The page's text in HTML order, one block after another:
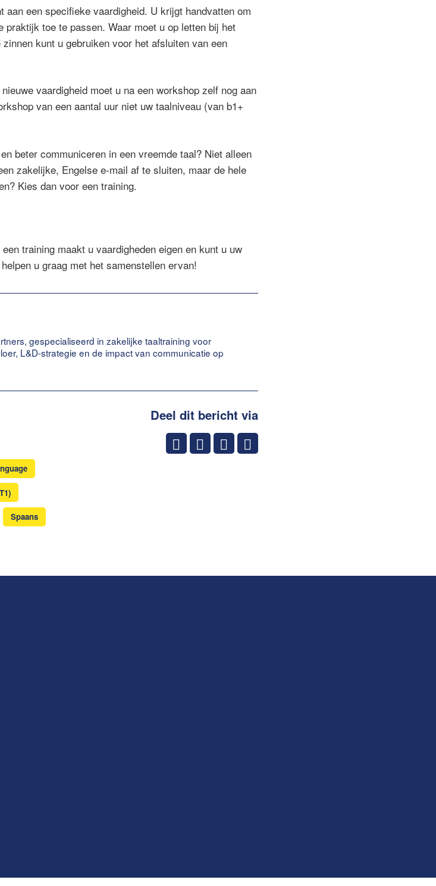
aan een specifieke vaardigheid. U krijgt handvatten om
toe te passen. Waar moet u op letten bij het
kunt u gebruiken voor het afsluiten van een
vaardigheid moet u na een workshop zelf nog aan
van een aantal uur niet uw taalniveau (van b1+
beter communiceren in een vreemde taal? Niet alleen
zakelijke, Engelse e-mail af te sluiten, maar de hele
Kies dan voor een training.
training maakt u vaardigheden eigen en kunt u uw
u graag met het samenstellen ervan!
gespecialiseerd in zakelijke taaltraining voor
L&D-strategie en de impact van communicatie op
Spaans
Deel dit bericht via